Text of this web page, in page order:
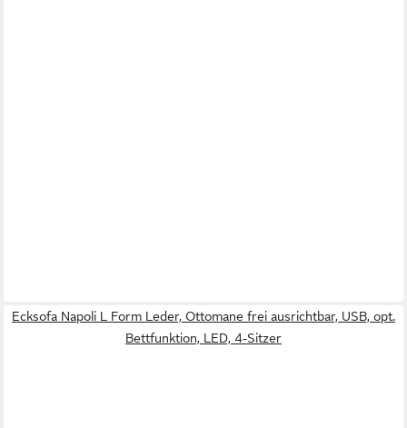
Ecksofa Napoli L Form Leder, Ottomane frei ausrichtbar, USB, opt.
Bettfunktion, LED, 4-Sitzer